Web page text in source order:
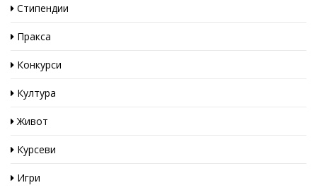
Стипендии
Пракса
Конкурси
Култура
Живот
Курсеви
Игри